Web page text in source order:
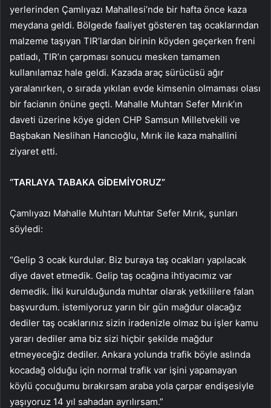
yerlerinden Çamlıyazı Mahallesi’nde bir hafta önce kaza
meydana geldi. Bölgede faaliyet gösteren taş ocaklarından
malzeme taşıyan TIR’lardan birinin köyden geçerken freni
patladı, TIR’ın çarpması sonucu mesken tamamen
kullanılamaz hale geldi. Kazada araç sürücüsü ağır
yaralanırken, o sırada yıkılan evde kimsenin olmaması olası
bir facianın önüne geçti. Mahalle Muhtarı Sefer Mırık’ın
daveti üzerine köye giden CHP Samsun Milletvekili ve
Başbakan Neslihan Hancıoğlu, Mırık ile kaza mahallini
ziyaret etti.
“TARLAYA TABAKA GİDEMİYORUZ”
Çamlıyazı Mahalle Muhtarı Muhtar Sefer Mırık, şunları
söyledi:
“Gelip 3 ocak kurdular. Biz buraya taş ocakları yapılacak
diye davet etmedik. Gelip taş ocağına ihtiyacımız var
demedik. İlki kurulduğunda muhtar olarak yetkililere falan
başvurdum. istemiyoruz yarın bir gün mağdur olacağız
dediler taş ocaklarınız sizin iradenizle olmaz bu işler kamu
yararı dediler ama biz sizi hiçbir şekilde mağdur
etmeyeceğiz dediler. Ankara yolunda trafik böyle aslında
kocadağ olduğu için normal trafik var işini yapamayan
köylü çocuğumu bırakırsam araba yola çarpar endişesiyle
yaşıyoruz 14 yıl sahadan ayrılırsam.”